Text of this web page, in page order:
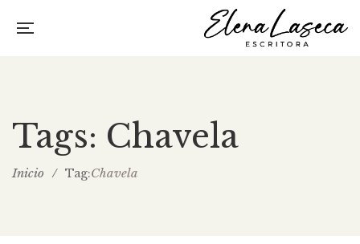
Tags: Chavela
Inicio / Tag:Chavela